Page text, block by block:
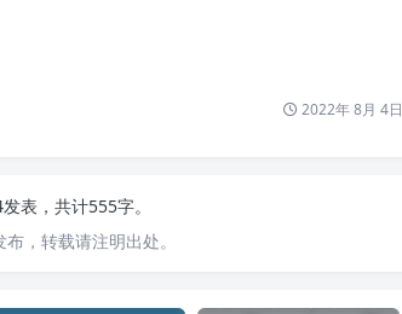
2022年 8月 4日
表，共计555字。
，转载请注明出处。